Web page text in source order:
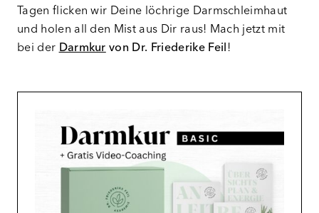
Tagen flicken wir Deine löchrige Darmschleimhaut
und holen all den Mist aus Dir raus! Mach jetzt mit
bei der Darmkur von Dr. Friederike Feil!